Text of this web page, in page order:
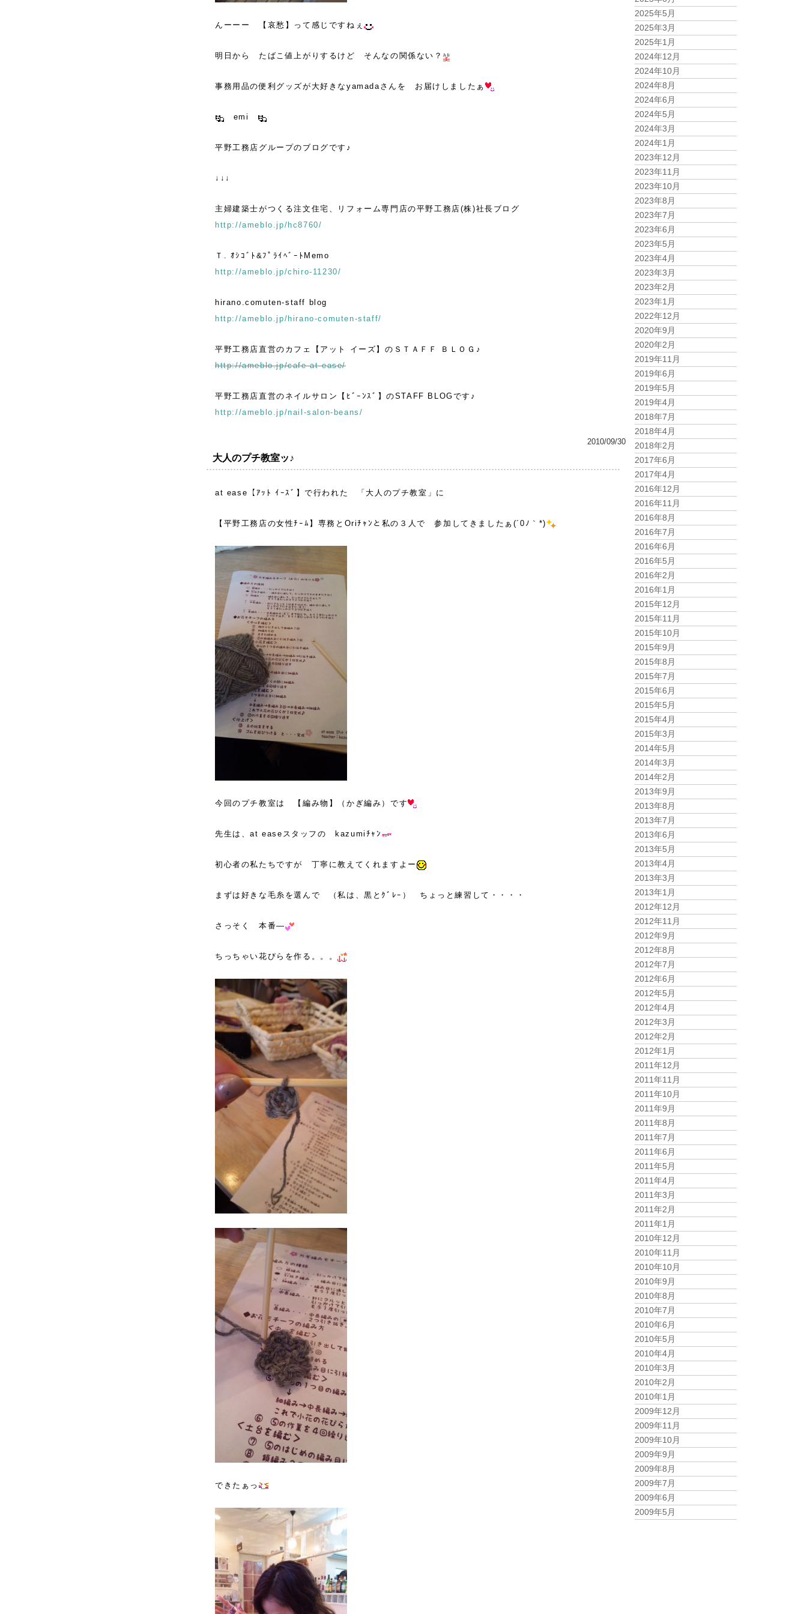
んーーー 【哀愁】って感じですねぇ
明日から たばこ値上がりするけど そんなの関係ない？
事務用品の便利グッズが大好きなyamadaさんを お届けしましたぁ
emi
平野工務店グループのブログです♪
↓↓↓
主婦建築士がつくる注文住宅、リフォーム専門店の平野工務店(株)社長ブログ
http://ameblo.jp/hc8760/
Ｔ. ｵｼｺﾞﾄ&ﾌﾟﾗｲﾍﾞｰﾄMemo
http://ameblo.jp/chiro-11230/
hirano.comuten-staff blog
http://ameblo.jp/hirano-comuten-staff/
平野工務店直営のカフェ【アット イーズ】のＳＴＡＦＦ ＢＬＯＧ♪
http://ameblo.jp/cafe-at-ease/
平野工務店直営のネイルサロン【ﾋﾞｰﾝｽﾞ】のSTAFF BLOGです♪
http://ameblo.jp/nail-salon-beans/
2010/09/30
大人のプチ教室ッ♪
at ease【ｱｯﾄ ｲｰｽﾞ】で行われた 「大人のプチ教室」に
【平野工務店の女性ﾁｰﾑ】専務とOriﾁｬﾝと私の３人で 参加してきましたぁ(´0ﾉ｀*)
今回のプチ教室は 【編み物】（かぎ編み）です
先生は、at easeスタッフの kazumiﾁｬﾝ
初心者の私たちですが 丁寧に教えてくれますよー
まずは好きな毛糸を選んで （私は、黒とｸﾞﾚｰ） ちょっと練習して・・・・
さっそく 本番—
ちっちゃい花びらを作る。。。
できたぁっ
2025年5月
2025年3月
2025年1月
2024年12月
2024年10月
2024年8月
2024年6月
2024年5月
2024年3月
2024年1月
2023年12月
2023年11月
2023年10月
2023年8月
2023年7月
2023年6月
2023年5月
2023年4月
2023年3月
2023年2月
2023年1月
2022年12月
2020年9月
2020年2月
2019年11月
2019年6月
2019年5月
2019年4月
2018年7月
2018年4月
2018年2月
2017年6月
2017年4月
2016年12月
2016年11月
2016年8月
2016年7月
2016年6月
2016年5月
2016年2月
2016年1月
2015年12月
2015年11月
2015年10月
2015年9月
2015年8月
2015年7月
2015年6月
2015年5月
2015年4月
2015年3月
2014年5月
2014年3月
2014年2月
2013年9月
2013年8月
2013年7月
2013年6月
2013年5月
2013年4月
2013年3月
2013年1月
2012年12月
2012年11月
2012年9月
2012年8月
2012年7月
2012年6月
2012年5月
2012年4月
2012年3月
2012年2月
2012年1月
2011年12月
2011年11月
2011年10月
2011年9月
2011年8月
2011年7月
2011年6月
2011年5月
2011年4月
2011年3月
2011年2月
2011年1月
2010年12月
2010年11月
2010年10月
2010年9月
2010年8月
2010年7月
2010年6月
2010年5月
2010年4月
2010年3月
2010年2月
2010年1月
2009年12月
2009年11月
2009年10月
2009年9月
2009年8月
2009年7月
2009年6月
2009年5月